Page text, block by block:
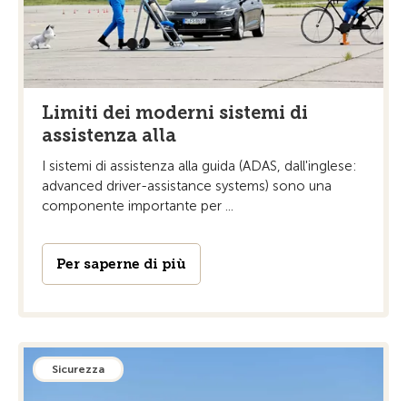
Limiti dei moderni sistemi di
assistenza alla
I sistemi di assistenza alla guida (ADAS, dall'inglese:
advanced driver-assistance systems) sono una
componente importante per ...
Per saperne di più
Sicurezza